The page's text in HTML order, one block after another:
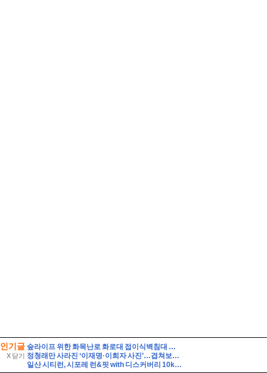
인기글
X 닫기
숲라이프 위한 화목난로 화로대 접이식벽침대 캠핑감성 5평 소형 목조주택 짓기
정청래만 사라진 ‘이재명·이희자 사진’…겹쳐보니 같은 원본
일산 시티런, 시포레 런&핏 with 디스커버리 10km 달리기